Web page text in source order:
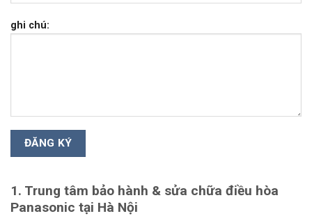
ghi chú:
1. Trung tâm bảo hành & sửa chữa điều hòa
Panasonic tại Hà Nội